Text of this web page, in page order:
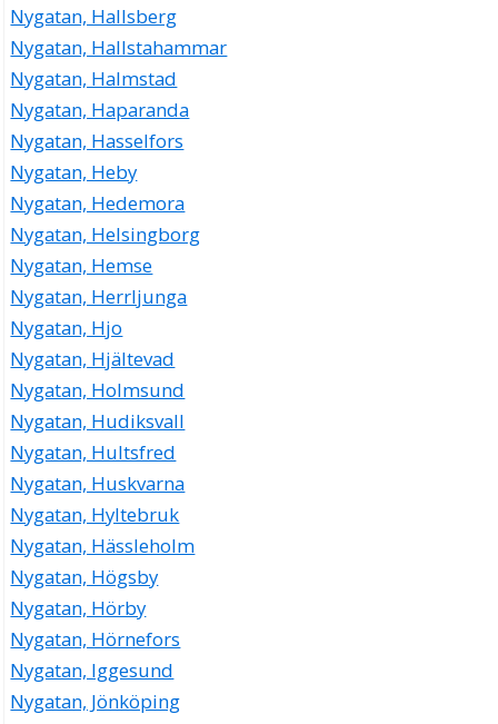
Nygatan, Hallsberg
Nygatan, Hallstahammar
Nygatan, Halmstad
Nygatan, Haparanda
Nygatan, Hasselfors
Nygatan, Heby
Nygatan, Hedemora
Nygatan, Helsingborg
Nygatan, Hemse
Nygatan, Herrljunga
Nygatan, Hjo
Nygatan, Hjältevad
Nygatan, Holmsund
Nygatan, Hudiksvall
Nygatan, Hultsfred
Nygatan, Huskvarna
Nygatan, Hyltebruk
Nygatan, Hässleholm
Nygatan, Högsby
Nygatan, Hörby
Nygatan, Hörnefors
Nygatan, Iggesund
Nygatan, Jönköping